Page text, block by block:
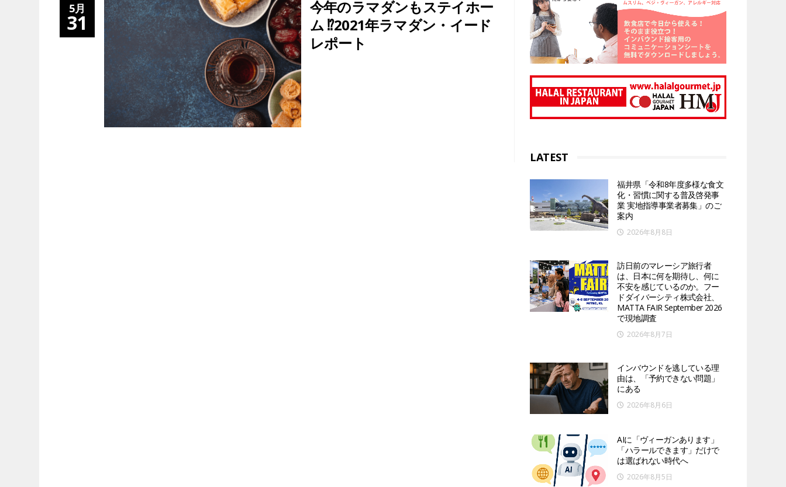
5月
31
今年のラマダンもステイホー
ム ⁉︎2021年ラマダン・イード
レポート
LATEST
福井県「令和8年度多様な食文
化・習慣に関する普及啓発事
業 実地指導事業者募集」のご
案内
2026年8月8日
訪日前のマレーシア旅行者
は、日本に何を期待し、何に
不安を感じているのか。フー
ドダイバーシティ株式会社、
MATTA FAIR September 2026
で現地調査
2026年8月7日
インバウンドを逃している理
由は、「予約できない問題」
にある
2026年8月6日
AIに「ヴィーガンあります」
「ハラールできます」だけで
は選ばれない時代へ
2026年8月5日